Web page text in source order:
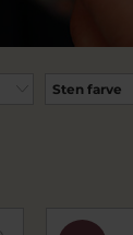
Sten farve